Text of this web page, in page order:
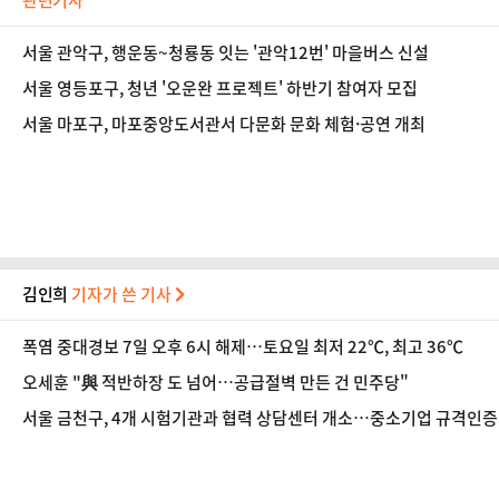
서울 관악구, 행운동~청룡동 잇는 '관악12번' 마을버스 신설
서울 영등포구, 청년 '오운완 프로젝트' 하반기 참여자 모집
서울 마포구, 마포중앙도서관서 다문화 문화 체험·공연 개최
김인희 기자가 쓴 기사
폭염 중대경보 7일 오후 6시 해제…토요일 최저 22℃, 최고 36℃
오세훈 "與 적반하장 도 넘어…공급절벽 만든 건 민주당"
서울 금천구, 4개 시험기관과 협력 상담센터 개소…중소기업 규격인